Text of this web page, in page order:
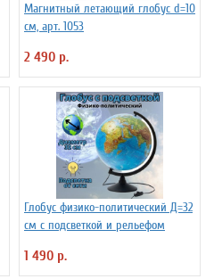
Магнитный летающий глобус d=10
см, арт. 1053
2 490 р.
Глобус физико-политический Д=32
см с подсветкой и рельефом
1 490 р.